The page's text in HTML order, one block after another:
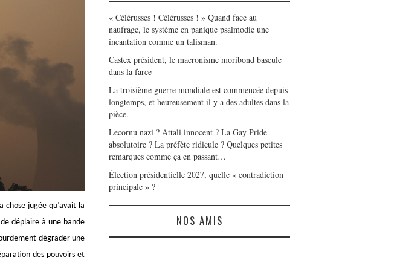
jugée qu’avait la
déplaire à une bande
dégrader une
des pouvoirs et
« Célérusses ! Célérusses ! » Quand face au
naufrage, le système en panique psalmodie une
incantation comme un talisman.
Castex président, le macronisme moribond bascule
dans la farce
La troisième guerre mondiale est commencée depuis
longtemps, et heureusement il y a des adultes dans la
pièce.
Lecornu nazi ? Attali innocent ? La Gay Pride
absolutoire ? La préfète ridicule ? Quelques petites
remarques comme ça en passant…
Élection présidentielle 2027, quelle « contradiction
principale » ?
NOS AMIS